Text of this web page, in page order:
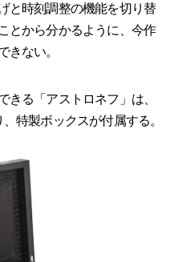
と時刻調整の機能を切り替
とから分かるように、今作
きない。
る「アストロネフ」は、
特製ボックスが付属する。